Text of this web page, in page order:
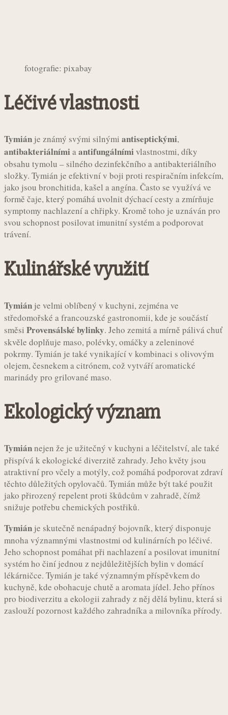
fotografie: pixabay
Léčivé vlastnosti
Tymián je známý svými silnými antiseptickými,
antibakteriálními aantifungálními vlastnostmi, díky
obsahu tymolu – silného dezinfekčního a antibakteriálního
složky. Tymián je efektivní v boji proti respiračním infekcím,
jako jsou bronchitida, kašel a angína. Často se využívá ve
formě čaje, který pomáhá uvolnit dýchací cesty a zmírňuje
symptomy nachlazení a chřipky. Kromě toho je uznáván pro
svou schopnost posilovat imunitní systém a podporovat
trávení.
Kulinářské využití
Tymián je velmi oblíbený v kuchyni, zejména ve
středomořské a francouzské gastronomii, kde je součástí
směsi Provensálské bylinky. Jeho zemitá a mírně pálivá chuť
skvěle doplňuje maso, polévky, omáčky a zeleninové
pokrmy. Tymián je také vynikající v kombinaci s olivovým
olejem, česnekem a citrónem, což vytváří aromatické
marinády pro grilované maso.
Ekologický význam
Tymiánnejen že je užitečný v kuchyni a léčitelství, ale také
přispívá k ekologické diverzitě zahrady. Jeho květy jsou
atraktivní pro včely a motýly, což pomáhá podporovat zdraví
těchto důležitých opylovačů. Tymián může být také použit
jako přirozený repelent proti škůdcům v zahradě, čímž
snižuje potřebu chemických postřiků.
Tymián je skutečně nenápadný bojovník, který disponuje
mnoha významnými vlastnostmi od kulinárních po léčivé.
Jeho schopnost pomáhat při nachlazení a posilovat imunitní
systém ho činí jednou z nejdůležitějších bylin v domácí
lékárničce. Tymián je také významným příspěvkem do
kuchyně, kde obohacuje chutě a aromata jídel. Jeho přínos
pro biodiverzitu a ekologii zahrady z něj dělá bylinu, která si
zaslouží pozornost každého zahradníka a milovníka přírody.